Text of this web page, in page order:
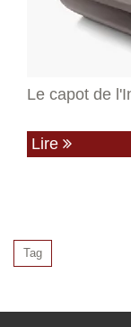
Le capot de
Lire
Tag